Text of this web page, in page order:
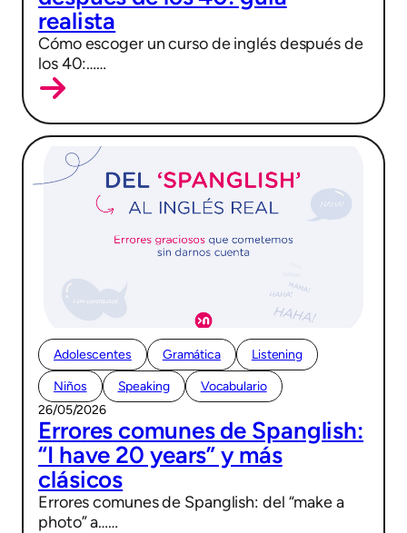
realista
Cómo escoger un curso de inglés después de
los 40:……
Adolescentes Gramática Listening
Niños Speaking
Vocabulario
26/05/2026
Errores comunes de Spanglish:
“I have 20 years” y más
clásicos
Errores comunes de Spanglish: del “make a
photo” a……